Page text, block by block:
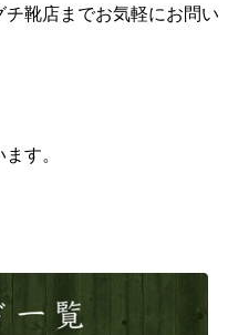
靴店までお気軽にお問い
す。